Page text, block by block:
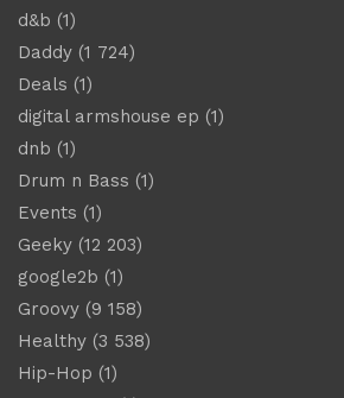
d&b (1)
Daddy (1 724)
Deals (1)
digital armshouse ep (1)
dnb (1)
Drum n Bass (1)
Events (1)
Geeky (12 203)
google2b (1)
Groovy (9 158)
Healthy (3 538)
Hip-Hop (1)